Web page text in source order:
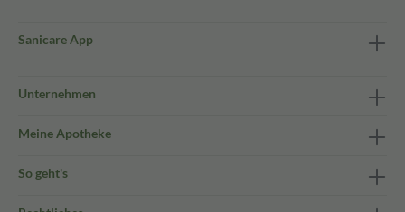
Sanicare App
Unternehmen
Meine Apotheke
So geht's